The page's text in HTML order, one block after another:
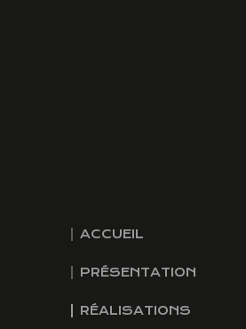
ACCUEIL
PRÉSENTATION
RÉALISATIONS